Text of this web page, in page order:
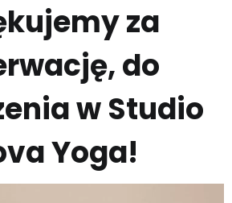
za
do
w Studio
Yoga!